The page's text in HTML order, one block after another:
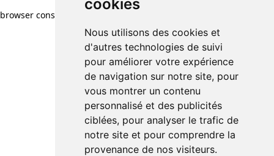
cookies
Nous utilisons des cookies et
d'autres technologies de suivi
pour améliorer votre expérience
de navigation sur notre site, pour
vous montrer un contenu
personnalisé et des publicités
ciblées, pour analyser le trafic de
notre site et pour comprendre la
provenance de nos visiteurs.
browser console for more information)